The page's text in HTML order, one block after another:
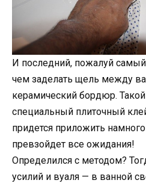
И последний, пожалуй самый
чем заделать щель между
керамический бордюр.
специальный плиточный
придется приложить
превзойдет все ожидания!
Определился с методом?
усилий и вуаля — в ванной